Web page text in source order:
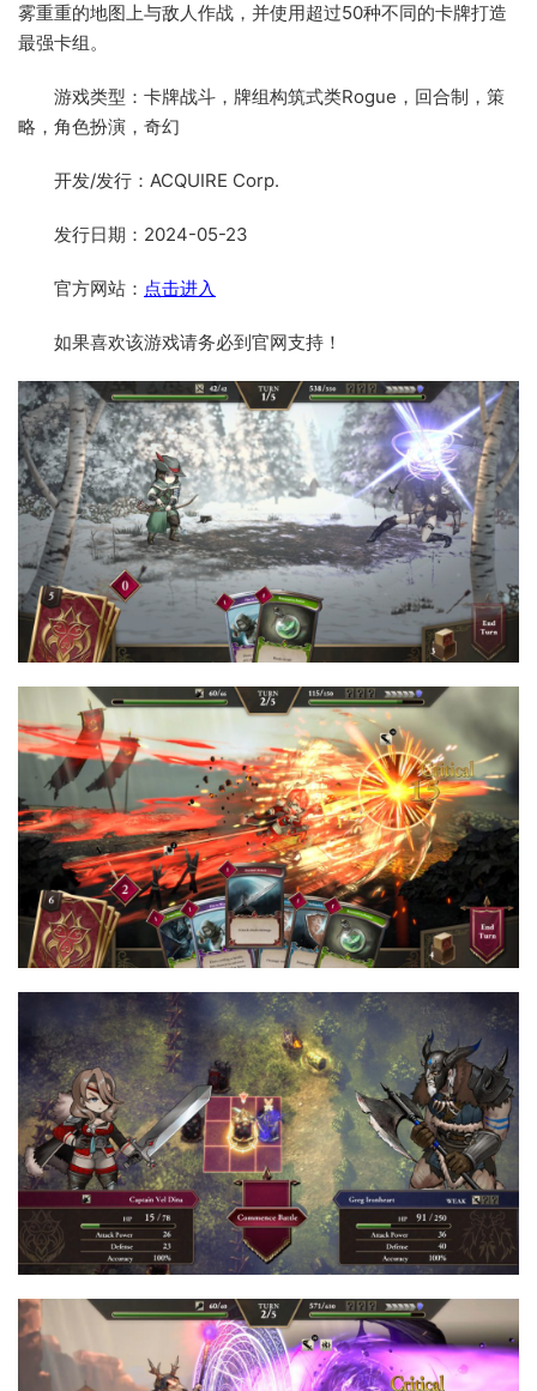
雾重重的地图上与敌人作战，并使用超过50种不同的卡牌打造
最强卡组。
游戏类型：卡牌战斗，牌组构筑式类Rogue，回合制，策
略，角色扮演，奇幻
开发/发行：ACQUIRE Corp.
发行日期：2024-05-23
官方网站： 点击进入
如果喜欢该游戏请务必到官网支持！